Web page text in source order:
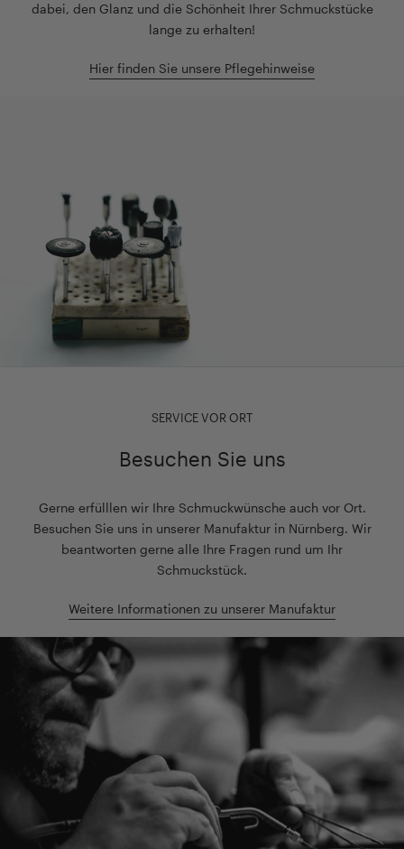
dabei, den Glanz und die Schönheit Ihrer Schmuckstücke
lange zu erhalten!
Hier finden Sie unsere Pflegehinweise
SERVICE VOR ORT
Besuchen Sie uns
Gerne erfülllen wir Ihre Schmuckwünsche auch vor Ort.
Besuchen Sie uns in unserer Manufaktur in Nürnberg. Wir
beantworten gerne alle Ihre Fragen rund um Ihr
Schmuckstück.
Weitere Informationen zu unserer Manufaktur